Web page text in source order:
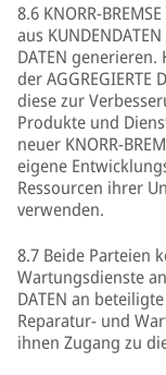
8.6 KNORR-
aus KUNDENDATEN
DATEN generieren.
der AGGREGIERTE
diese zur
Produkte und
neuer KNORR-
eigene
Ressourcen ihrer
verwenden.
8.7 Beide Parteien
Wartungsdienste
DATEN an
Reparatur- und
ihnen Zugang zu